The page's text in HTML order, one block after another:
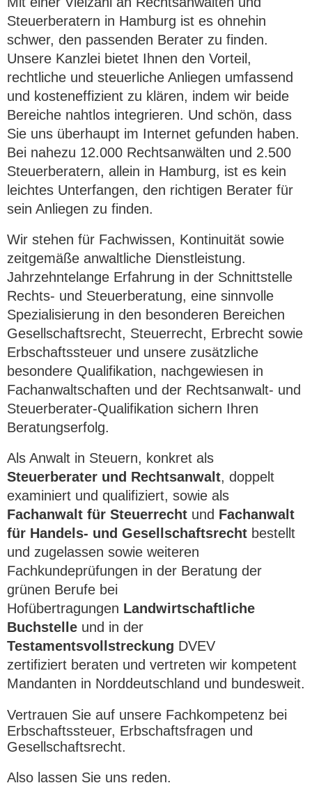
Steuerberatern in Hamburg ist es ohnehin
schwer, den passenden Berater zu finden.
Unsere Kanzlei bietet Ihnen den Vorteil,
rechtliche und steuerliche Anliegen umfassend
und kosteneffizient zu klären, indem wir beide
Bereiche nahtlos integrieren. Und schön, dass
Sie uns überhaupt im Internet gefunden haben.
Bei nahezu 12.000 Rechtsanwälten und 2.500
Steuerberatern, allein in Hamburg, ist es kein
leichtes Unterfangen, den richtigen Berater für
sein Anliegen zu finden.
Wir stehen für Fachwissen, Kontinuität sowie
zeitgemäße anwaltliche Dienstleistung.
Jahrzehntelange Erfahrung in der Schnittstelle
Rechts- und Steuerberatung, eine sinnvolle
Spezialisierung in den besonderen Bereichen
Gesellschaftsrecht, Steuerrecht, Erbrecht sowie
Erbschaftssteuer und unsere zusätzliche
besondere Qualifikation, nachgewiesen in
Fachanwaltschaften und der Rechtsanwalt- und
Steuerberater-Qualifikation sichern Ihren
Beratungserfolg.
Als Anwalt in Steuern, konkret als
Steuerberater und Rechtsanwalt, doppelt
examiniert und qualifiziert, sowie als
Fachanwalt für Steuerrecht und Fachanwalt
für Handels- und Gesellschaftsrecht bestellt
und zugelassen sowie weiteren
Fachkundeprüfungen in der Beratung der
grünen Berufe bei
Hofübertragungen Landwirtschaftliche
Buchstelle und in der
Testamentsvollstreckung DVEV
zertifiziert beraten und vertreten wir kompetent
Mandanten in Norddeutschland und bundesweit.
Vertrauen Sie auf unsere Fachkompetenz bei
Erbschaftssteuer, Erbschaftsfragen und
Gesellschaftsrecht.
Also lassen Sie uns reden.